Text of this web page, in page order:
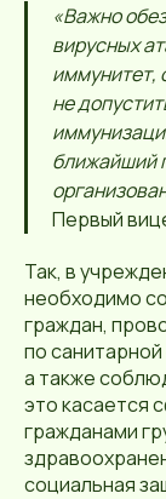
«Важно
вирусных
иммунитет,
не
ближайший
Первый
Так, в
необходимо
граждан,
по
а также
это касается
гражданами
социальная